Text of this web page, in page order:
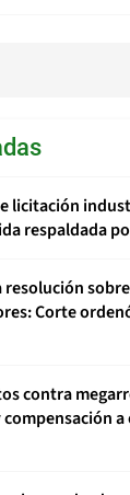
licitación
respaldada
resolución
Corte
contra
a